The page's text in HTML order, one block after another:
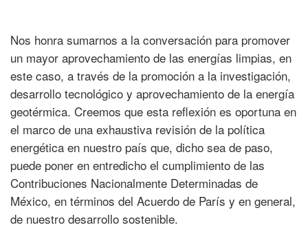
Nos honra sumarnos a la conversación para promover
un mayor aprovechamiento de las energías limpias, en
este caso, a través de la promoción a la investigación,
desarrollo tecnológico y aprovechamiento de la energía
geotérmica. Creemos que esta reflexión es oportuna en
el marco de una exhaustiva revisión de la política
energética en nuestro país que, dicho sea de paso,
puede poner en entredicho el cumplimiento de las
Contribuciones Nacionalmente Determinadas de
México, en términos del Acuerdo de París y en general,
de nuestro desarrollo sostenible.